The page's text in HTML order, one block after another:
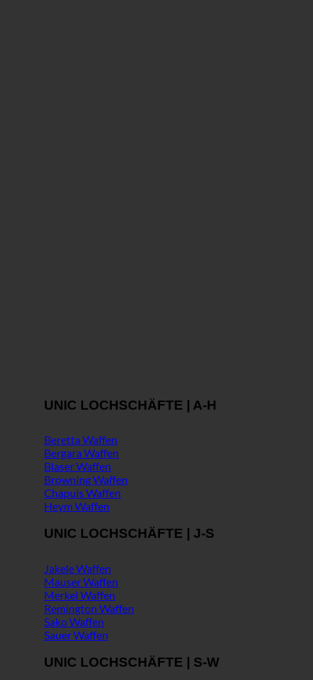
UNIC LOCHSCHÄFTE | A-H
Beretta Waffen
Bergara Waffen
Blaser Waffen
Browning Waffen
Chapuis Waffen
Heym Waffen
UNIC LOCHSCHÄFTE | J-S
Jakele Waffen
Mauser Waffen
Merkel Waffen
Remington Waffen
Sako Waffen
Sauer Waffen
UNIC LOCHSCHÄFTE | S-W